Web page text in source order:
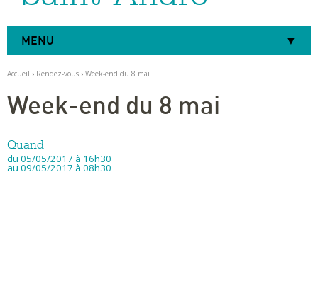
MENU
Accueil › Rendez-vous › Week-end du 8 mai
Week-end du 8 mai
Quand
du 05/05/2017 à 16h30
au 09/05/2017 à 08h30